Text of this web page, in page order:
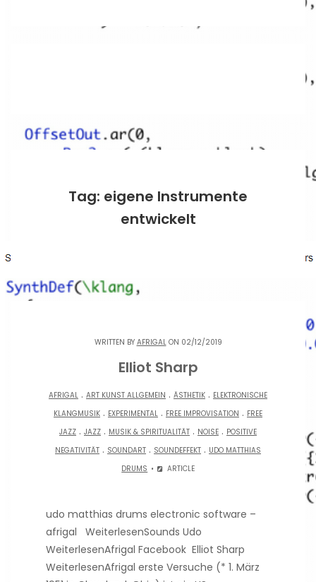
Tag: eigene Instrumente
entwickelt
WRITTEN BY AFRIGALON 02/12/2019
Elliot Sharp
AFRIGAL . ART KUNST ALLGEMEIN . ÄSTHETIK . ELEKTRONISCHE
KLANGMUSIK . EXPERIMENTAL . FREE IMPROVISATION . FREE
JAZZ . JAZZ . MUSIK & SPIRITUALITÄT . NOISE . POSITIVE
NEGATIVITÄT . SOUNDART . SOUNDEFFEKT . UDO MATTHIAS
DRUMS
ARTICLE
udo matthias drums electronic software –
afrigal WeiterlesenSounds Udo
WeiterlesenAfrigal Facebook Elliot Sharp
WeiterlesenAfrigal erste Versuche (* 1. März